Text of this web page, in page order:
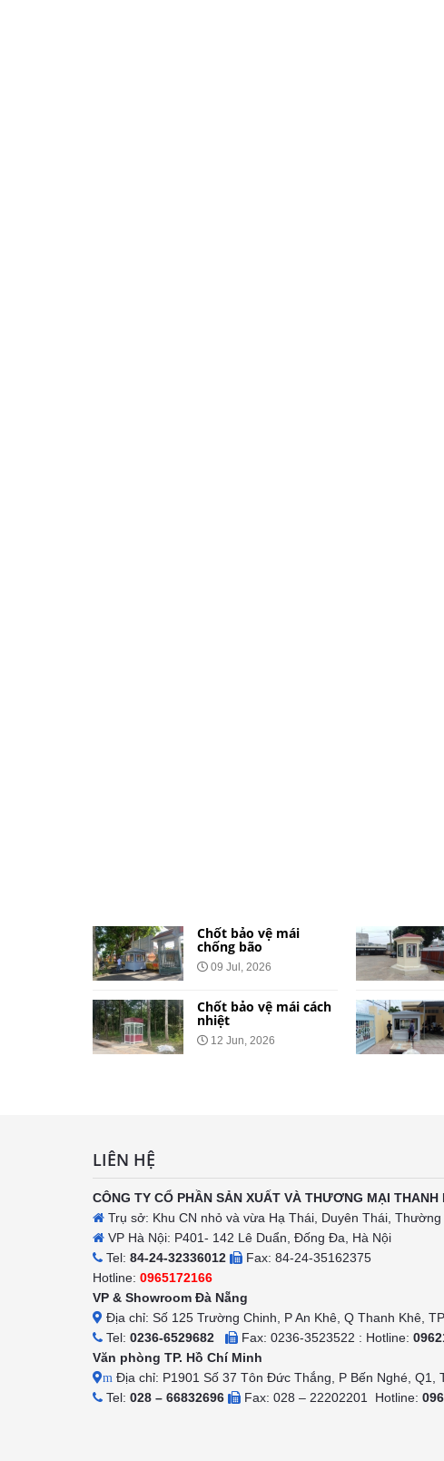
Chốt bảo vệ mái
chống bão
09 Jul, 2026
Chốt bảo vệ mái cách
nhiệt
12 Jun, 2026
LIÊN HỆ
CÔNG TY CỔ PHẦN SẢN XUẤT VÀ THƯƠNG MẠI THANH
Trụ sở: Khu CN nhỏ và vừa Hạ Thái, Duyên Thái,
VP Hà Nội: P401- 142 Lê Duẩn, Đống Đa, Hà Nội
Tel: 84-24-32336012
Fax: 84-24-35162375
Hotline: 0965172166
VP & Showroom Đà Nẵng
Địa chỉ: Số 125 Trường Chinh, P An Khê, Q Thanh Khê,
Tel: 0236-6529682 Fax: 0236-3523522 : Hotline:
Văn phòng TP. Hồ Chí Minh
m Địa chỉ: P1901 Số 37 Tôn Đức Thắng, P Bến Nghé, Q1,
Tel: 028 – 66832696 Fax: 028 – 22202201 Hotline: